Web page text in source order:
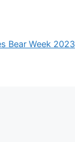
Bear Week 2023